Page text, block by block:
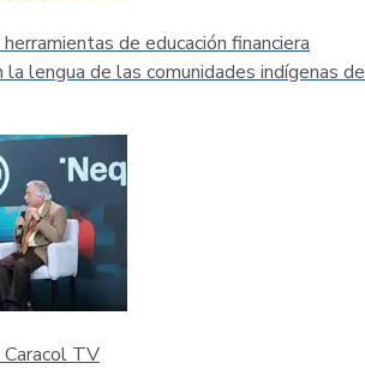
de educación financiera
lengua de las comunidades indígenas de
TV